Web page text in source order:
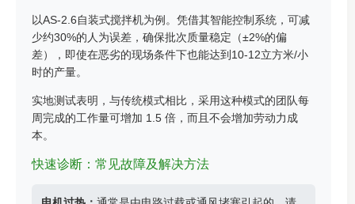
以AS-2.6自装式搅拌机为例。凭借其智能控制系统，可减
少约30%的人为误差，确保批次质量稳定（±2%的偏
差），即使在恶劣的现场条件下也能达到10-12立方米/小
时的产量。
实地测试表明，与传统模式相比，采用这种模式的团队每
周完成的工作量可增加 1.5 倍，而且不会增加劳动力成
本。
快速诊断：常见故障及解决方法